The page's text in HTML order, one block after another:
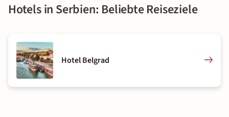
Hotels in Serbien: Beliebte Reiseziele
Hotel Belgrad